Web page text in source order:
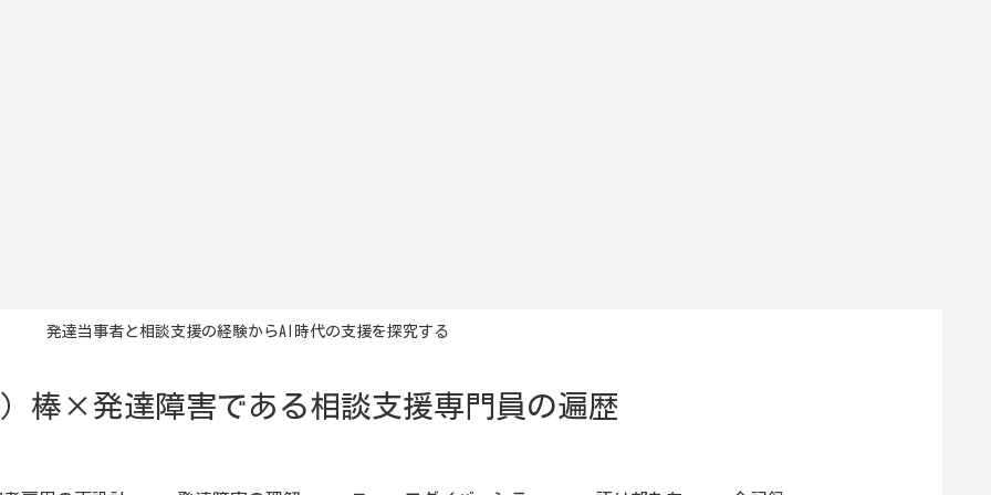
発達当事者と相談支援の経験からAI時代の支援を探究する
棒×発達障害である相談支援専門員の遍歴